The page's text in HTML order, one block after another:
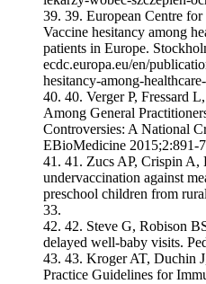
39. European Centre
Vaccine hesitancy among
patients in Europe.
ecdc.europa.eu/en/
hesitancy-among-
40. Verger P, Fressard
Among General
Controversies: A National
EBioMedicine 2015;2:891-
41. Zucs AP, Crispin A,
undervaccination against
preschool children from
33.
42. Steve G, Robison
delayed well-baby visits.
43. Kroger AT, Duchin
Practice Guidelines for